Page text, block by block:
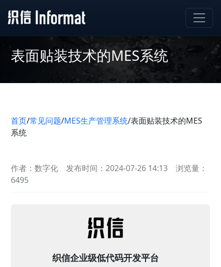
表面贴装技术的MES系统
首页/常见问题/MES生产管理系统/表面贴装技术的MES
系统
作者：数字化 发布时间：2024-07-26 14:13
浏览量：
6495
织信企业级低代码开发平台